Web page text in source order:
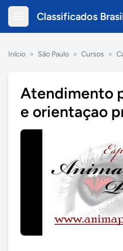
Classificados
Início » São Paulo » Cursos »
Atendimento
e orientaçao